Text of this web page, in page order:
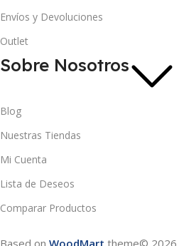
Envíos y Devoluciones
Outlet
Sobre Nosotros
Blog
Nuestras Tiendas
Mi Cuenta
Lista de Deseos
Comparar Productos
Based on WoodMart theme© 2026